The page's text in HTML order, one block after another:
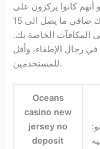
كانوا يركزون على
هذا أكثر مما رأيناه في مكان آخر، يمكنك صافي ما يصل الى 15
15 مضاعف إلى المكافآت الخاصة بك.
ديركس بنتلي يبدأ الأمور في يوليو 7 في رجال الإطفاء، وأقل
للمستخدمين.
Oceans
casino new
jersey no
deposit